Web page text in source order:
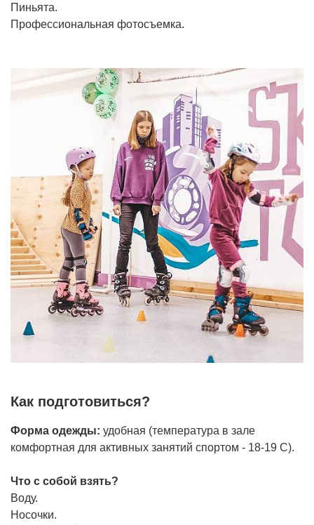
Пиньята.
Профессиональная фотосъемка.
Как подготовиться?
Форма одежды: удобная (температура в зале
комфортная для активных занятий спортом - 18-19 С).
Что с собой взять?
Воду.
Носочки.